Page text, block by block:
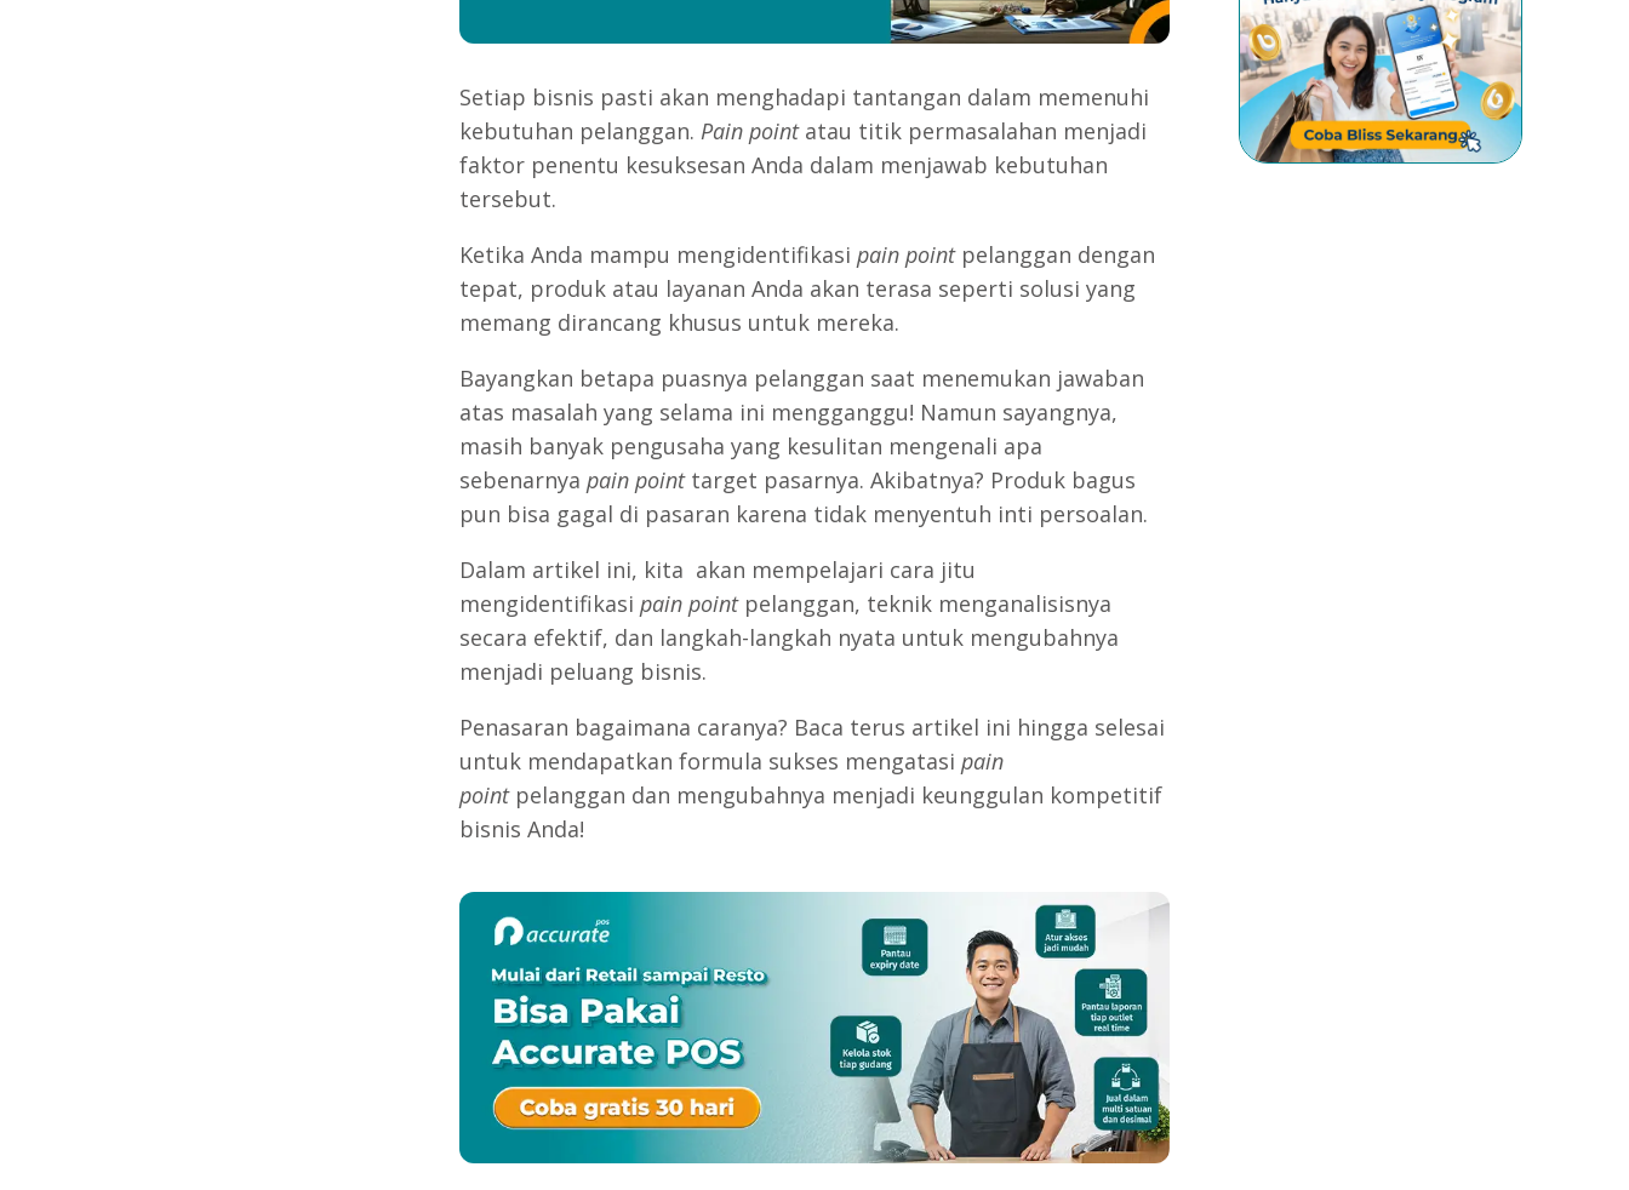
Setiap bisnis pasti akan menghadapi tantangan dalam memenuhi
kebutuhan pelanggan. Pain pointatau titik permasalahan menjadi
faktor penentu kesuksesan Anda dalam menjawab kebutuhan
tersebut.
Ketika Anda mampu mengidentifikasi pain pointpelanggan dengan
tepat, produk atau layanan Anda akan terasa seperti solusi yang
memang dirancang khusus untuk mereka.
Bayangkan betapa puasnya pelanggan saat menemukan jawaban
atas masalah yang selama ini mengganggu! Namun sayangnya,
masih banyak pengusaha yang kesulitan mengenali apa
sebenarnya pain pointtarget pasarnya. Akibatnya? Produk bagus
pun bisa gagal di pasaran karena tidak menyentuh inti persoalan.
Dalam artikel ini, kita akan mempelajari cara jitu
mengidentifikasi pain pointpelanggan, teknik menganalisisnya
secara efektif, dan langkah-langkah nyata untuk mengubahnya
menjadi peluang bisnis.
Penasaran bagaimana caranya? Baca terus artikel ini hingga selesai
untuk mendapatkan formula sukses mengatasi pain
pointpelanggan dan mengubahnya menjadi keunggulan kompetitif
bisnis Anda!